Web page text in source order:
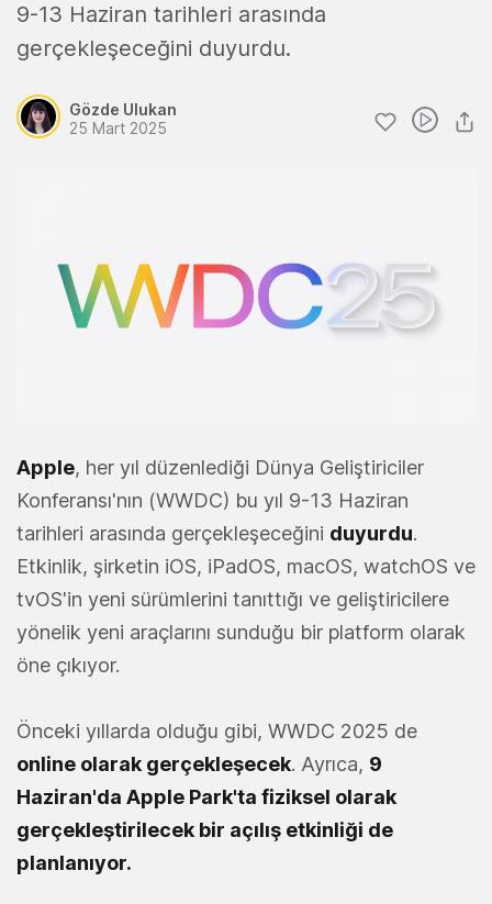
9-13 Haziran tarihleri arasında
gerçekleşeceğini duyurdu.
Gözde Ulukan
25 Mart 2025
Apple, her yıl düzenlediği Dünya Geliştiriciler
Konferansı'nın (WWDC) bu yıl 9-13 Haziran
tarihleri arasında gerçekleşeceğini duyurdu.
Etkinlik, şirketin iOS, iPadOS, macOS, watchOS ve
tvOS'in yeni sürümlerini tanıttığı ve geliştiricilere
yönelik yeni araçlarını sunduğu bir platform olarak
öne çıkıyor.
Önceki yıllarda olduğu gibi, WWDC 2025 de
online olarak gerçekleşecek. Ayrıca, 9
Haziran'da Apple Park'ta fiziksel olarak
gerçekleştirilecek bir açılış etkinliği de
planlanıyor.